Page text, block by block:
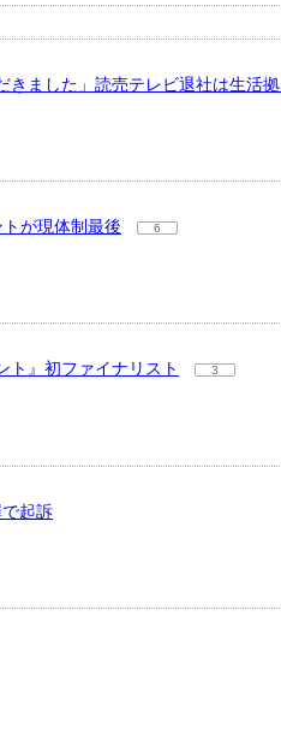
ました」読売テレビ退社は生活
が現体制最後 6
』初ファイナリスト 3
起訴